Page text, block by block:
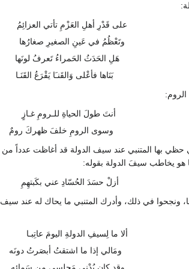
على قَدْرِ أهلِ العَزْمِ تأتي العزائِمُ
وتَعْظُمُ في عَينِ الصغيرِ صغارُها
هَلِ الحَدَثُ الحَمراءُ تَعرفُ لونَها
بَنَاها فأعْلى وَالقَنـَا يَقْرَعُ القَنَـا
أنتَ طولَ الحياةِ للـرومِ غـازٍ
وسوى الرومِ خلفَ ظهركَ رومٌ
حظي بها المتنبي عند سيف الدولة قد أغاظت عدداً
هو يخاطب سيفَ الدولة بقوله:
أزلْ حسَدَ الحُسّادِ عني بكَبتهِمِ
ونجحوا في ذلك، وأدرك المتنبي ما يحاك له عند
ألا ما لِسيفِ الدولةِ اليومَ عاتِبـا
ومَالي إذا ما اشتقتُ أبصَرتُ دونَه